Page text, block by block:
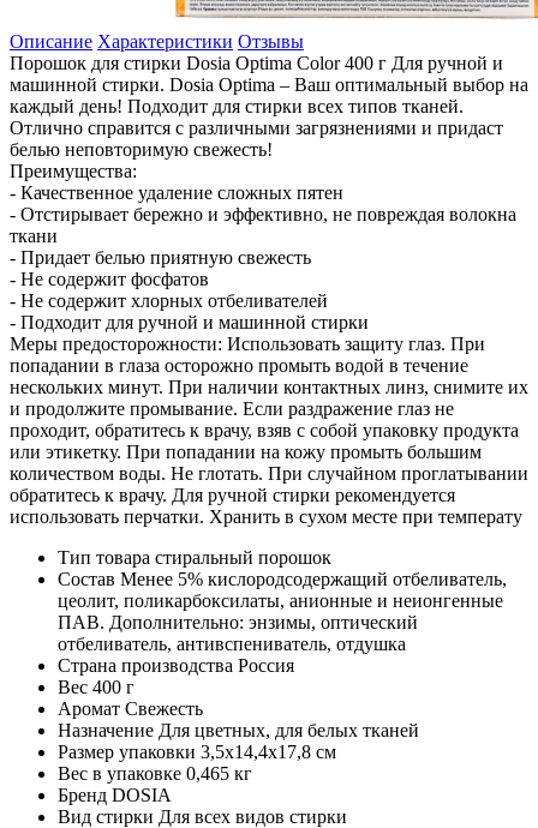
Описание Характеристики Отзывы
Порошок для стирки Dosia Optima Color 400 г Для ручной и
машинной стирки. Dosia Optima – Ваш оптимальный выбор на
каждый день! Подходит для стирки всех типов тканей.
Отлично справится с различными загрязнениями и придаст
белью неповторимую свежесть!
Преимущества:
- Качественное удаление сложных пятен
- Отстирывает бережно и эффективно, не повреждая волокна
ткани
- Придает белью приятную свежесть
- Не содержит фосфатов
- Не содержит хлорных отбеливателей
- Подходит для ручной и машинной стирки
Меры предосторожности: Использовать защиту глаз. При
попадании в глаза осторожно промыть водой в течение
нескольких минут. При наличии контактных линз, снимите их
и продолжите промывание. Если раздражение глаз не
проходит, обратитесь к врачу, взяв с собой упаковку продукта
или этикетку. При попадании на кожу промыть большим
количеством воды. Не глотать. При случайном проглатывании
обратитесь к врачу. Для ручной стирки рекомендуется
использовать перчатки. Хранить в сухом месте при температу
Тип товара стиральный порошок
Состав Менее 5% кислородсодержащий отбеливатель,
цеолит, поликарбоксилаты, анионные и неионгенные
ПАВ. Дополнительно: энзимы, оптический
отбеливатель, антивспениватель, отдушка
Страна производства Россия
Вес 400 г
Аромат Свежесть
Назначение Для цветных, для белых тканей
Размер упаковки 3,5х14,4х17,8 см
Вес в упаковке 0,465 кг
Бренд DOSIA
Вид стирки Для всех видов стирки